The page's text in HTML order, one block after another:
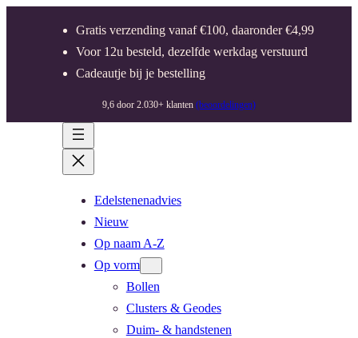
Gratis verzending vanaf €100, daaronder €4,99
Voor 12u besteld, dezelfde werkdag verstuurd
Cadeautje bij je bestelling
9,6 door 2.030+ klanten (beoordelingen)
Edelstenenadvies
Nieuw
Op naam A-Z
Op vorm
Bollen
Clusters & Geodes
Duim- & handstenen